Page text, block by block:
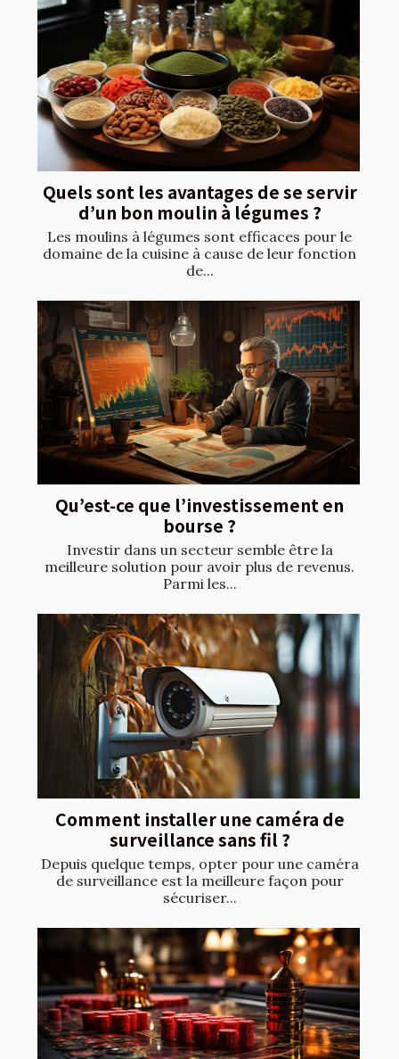
Quels sont les avantages de se servir
d’un bon moulin à légumes ?
Les moulins à légumes sont efficaces pour le
domaine de la cuisine à cause de leur fonction
de...
Qu’est-ce que l’investissement en
bourse ?
Investir dans un secteur semble être la
meilleure solution pour avoir plus de revenus.
Parmi les...
Comment installer une caméra de
surveillance sans fil ?
Depuis quelque temps, opter pour une caméra
de surveillance est la meilleure façon pour
sécuriser...